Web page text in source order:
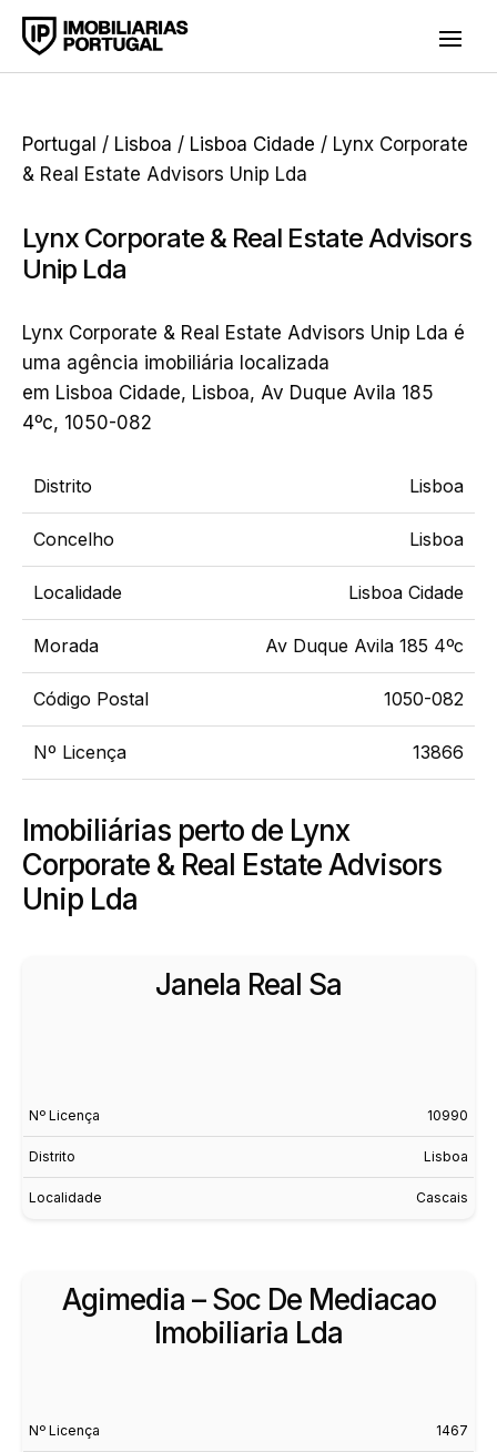
Portugal / Lisboa / Lisboa Cidade / Lynx Corporate
& Real Estate Advisors Unip Lda
Lynx Corporate & Real Estate Advisors
Unip Lda
Lynx Corporate & Real Estate Advisors Unip Lda é
uma agência imobiliária localizada
em Lisboa Cidade, Lisboa, Av Duque Avila 185
4ºc, 1050-082
Distrito Lisboa
Concelho Lisboa
Localidade Lisboa Cidade
Morada Av Duque Avila 185 4ºc
Código Postal 1050-082
Nº Licença 13866
Imobiliárias perto de Lynx
Corporate & Real Estate Advisors
Unip Lda
Janela Real Sa
Nº Licença 10990
Distrito Lisboa
Localidade Cascais
Agimedia – Soc De Mediacao
Imobiliaria Lda
Nº Licença 1467